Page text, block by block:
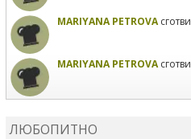
MARIYANA PETROVAсготви
MARIYANA PETROVAсготви
ЛЮБОПИТНО